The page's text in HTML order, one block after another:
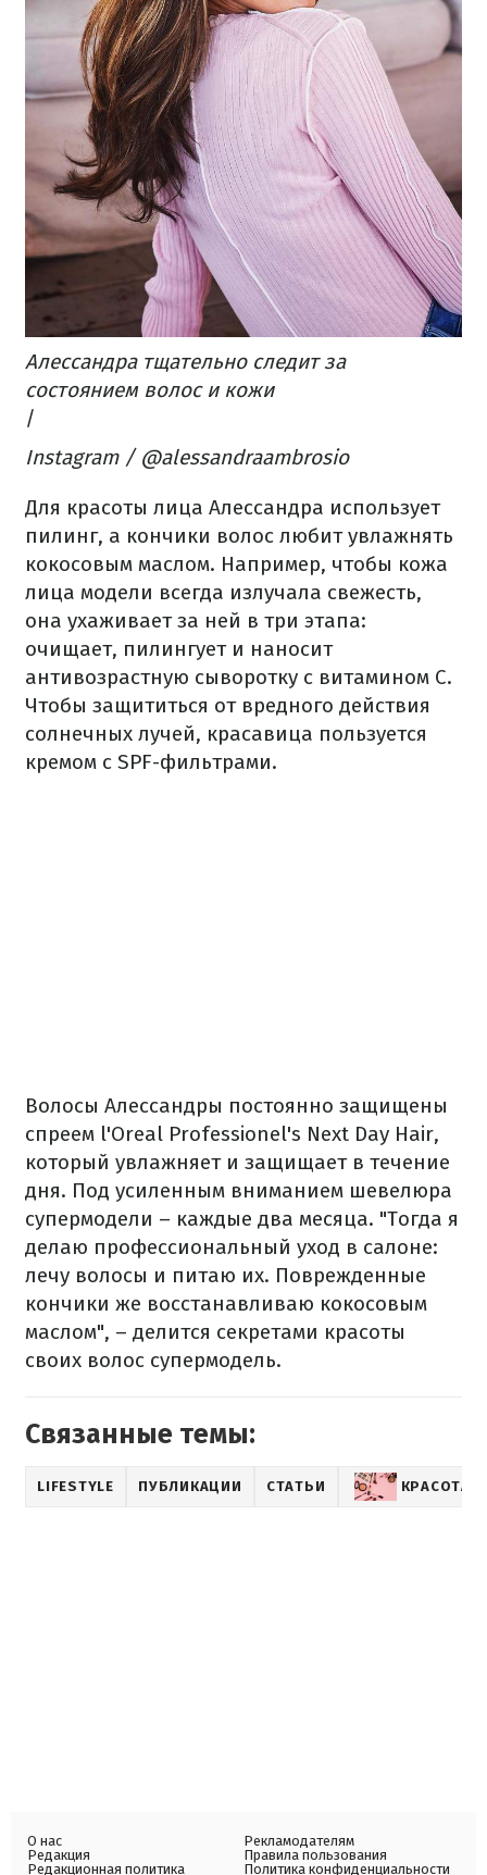
Алессандра тщательно следит за
состоянием волос и кожи
/
Instagram / @alessandraambrosio
Для красоты лица Алессандра использует
пилинг, а кончики волос любит увлажнять
кокосовым маслом. Например, чтобы кожа
лица модели всегда излучала свежесть,
она ухаживает за ней в три этапа:
очищает, пилингует и наносит
антивозрастную сыворотку с витамином С.
Чтобы защититься от вредного действия
солнечных лучей, красавица пользуется
кремом с SPF-фильтрами.
Волосы Алессандры постоянно защищены
спреем l'Oreal Professionel's Next Day Hair,
который увлажняет и защищает в течение
дня. Под усиленным вниманием шевелюра
супермодели – каждые два месяца. "Тогда я
делаю профессиональный уход в салоне:
лечу волосы и питаю их. Поврежденные
кончики же восстанавливаю кокосовым
маслом", – делится секретами красоты
своих волос супермодель.
Связанные темы:
LIFESTYLE ПУБЛИКАЦИИ СТАТЬИ КРАСОТА
О нас
Редакция
Редакционная политика
Рекламодателям
Правила пользования
Политика конфиденциальности